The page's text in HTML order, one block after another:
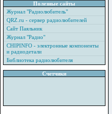
Полезные сайты
Журнал "Радиолюбитель"
QRZ.ru - сервер радиолюбителей
Сайт Паяльник
Журнал "Радио"
CHIPINFO - электронные компоненты
и радиодетали
Библиотека радиолюбителя
Счетчики